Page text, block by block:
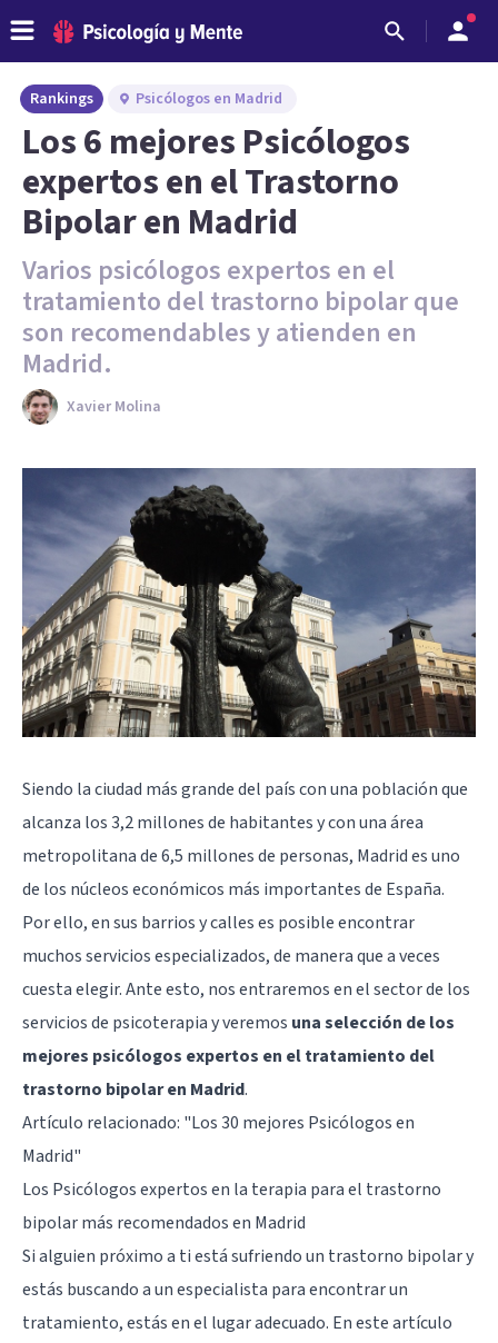
Rankings Psicólogos en Madrid
Los 6 mejores Psicólogos
expertos en el Trastorno
Bipolar en Madrid
Varios psicólogos expertos en el
tratamiento del trastorno bipolar que
son recomendables y atienden en
Madrid.
Xavier Molina
Siendo la ciudad más grande del país con una población que
alcanza los 3,2 millones de habitantes y con una área
metropolitana de 6,5 millones de personas, Madrid es uno
de los núcleos económicos más importantes de España.
Por ello, en sus barrios y calles es posible encontrar
muchos servicios especializados, de manera que a veces
cuesta elegir. Ante esto, nos entraremos en el sector de los
servicios de psicoterapia y veremos una selección de los
mejores psicólogos expertos en el tratamiento del
trastorno bipolar en Madrid.
Artículo relacionado: "Los 30 mejores Psicólogos en
Madrid"
Los Psicólogos expertos en la terapia para el trastorno
bipolar más recomendados en Madrid
Si alguien próximo a ti está sufriendo un trastorno bipolar y
estás buscando a un especialista para encontrar un
tratamiento, estás en el lugar adecuado. En este artículo